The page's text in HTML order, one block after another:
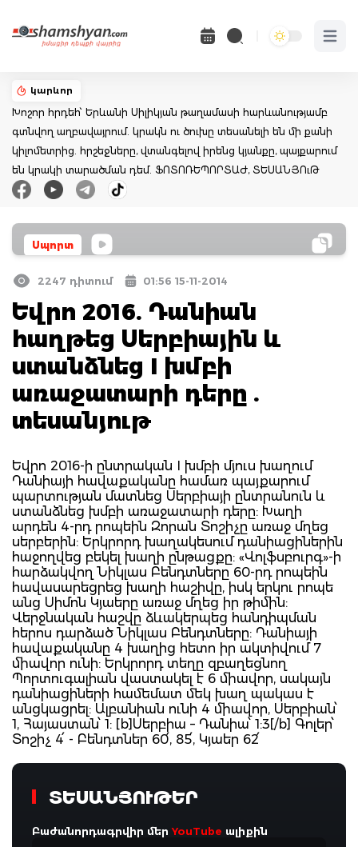
Open
կարևոր
Խոշոր հրդեհ՝ Երևանի Սիլիկյան թաղամասի հարևանությամբ
գտնվող աղբավայրում. կրակն ու ծուխը տեսանելի են մի քանի
կիլոմետրից. հրշեջները, վտանգելով իրենց կյանքը, պայքարում
են կրակի տարածման դեմ. ՖՈՏՈՌԵՊՈՐՏԱԺ, ՏԵՍԱՆՅՈւԹ
Սպորտ
2247 դիտում 01:56 15-11-2014
Եվրո 2016. Դանիան
հաղթեց Սերբիային և
ստանձնեց I խմբի
առաջատարի դերը .
տեսանյութ
Եվրո 2016-ի ընտրական I խմբի մյուս խաղում
Դանիայի հավաքականը համառ պայքարում
պարտության մատնեց Սերբիայի ընտրանուն և
ստանձնեց խմբի առաջատարի դերը: Խաղի
արդեն 4-րդ րոպեին Զորան Տոշիչը առաջ մղեց
սերբերին: Երկրորդ խաղակեսում դանիացիներին
հաջողվեց բեկել խաղի ընթացքը: «Վոլֆսբուրգ»-ի
հարձակվող Նիկլաս Բենդտները 60-րդ րոպեին
հավասարեցրեց խաղի հաշիվը, իսկ երկու րոպե
անց Սիմոն Կյաերը առաջ մղեց իր թիմին:
Վերջնական հաշվը ձևակերպեց հանդիպման
հերոս դարձած Նիկլաս Բենդտները: Դանիայի
հավաքականը 4 խաղից հետո իր ակտիվում 7
միավոր ունի: Երկրորդ տեղը զբաղեցնող
Պորտուգալիան վաստակել է 6 միավոր, սակայն
դանիացիների համեմատ մեկ խաղ պակաս է
անցկացրել: Ալբանիան ունի 4 միավոր, Սերբիան՝
1, Հայաստան՝ 1: [b]Սերբիա – Դանիա՝ 1:3[/b] Գոլեր՝
Տոշիչ 4՛ - Բենդտներ 60՛, 85՛, Կյաեր 62՛
ՏԵՍԱՆՅՈՒԹԵՐ
Բաժանորդագրվիր մերYouTube ալիքին